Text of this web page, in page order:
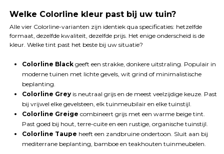
Welke Colorline kleur past bij uw tuin?
Alle vier Colorline-varianten zijn identiek qua specificaties: hetzelfde
formaat, dezelfde kwaliteit, dezelfde prijs. Het enige onderscheid is de
kleur. Welke tint past het beste bij uw situatie?
Colorline Blackgeeft een strakke, donkere uitstraling. Populair in
moderne tuinen met lichte gevels, wit grind of minimalistische
beplanting.
Colorline Greyis neutraal grijs en de meest veelzijdige keuze. Past
bij vrijwel elke gevelsteen, elk tuinmeubilair en elke tuinstijl.
Colorline Greige combineert grijs met een warme beige tint.
Past goed bij hout, terre-cuite en een rustige, organische tuinstijl.
Colorline Taupe heeft een zandbruine ondertoon. Sluit aan bij
mediterrane beplanting, bamboe en teakhouten tuinmeubelen.